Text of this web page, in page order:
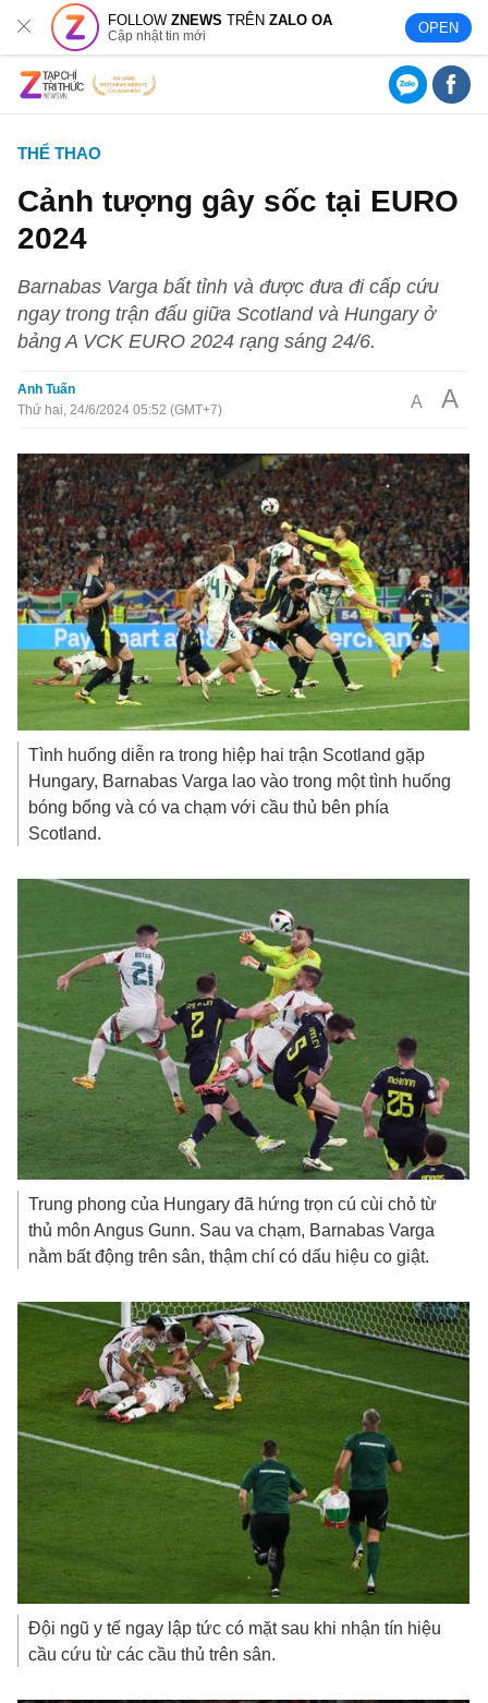
FOLLOWZNEWS TRÊNZALO OA
Cập nhật tin mới OPEN
THỂ THAO
Cảnh tượng gây sốc tại EURO
2024
Barnabas Varga bất tỉnh và được đưa đi cấp cứu
ngay trong trận đấu giữa Scotland và Hungary ở
bảng A VCK EURO 2024 rạng sáng 24/6.
Anh Tuấn
Thứ hai, 24/6/2024 05:52 (GMT+7)
A A
Tình huống diễn ra trong hiệp hai trận Scotland gặp
Hungary, Barnabas Varga lao vào trong một tình huống
bóng bổng và có va chạm với cầu thủ bên phía
Scotland.
Trung phong của Hungary đã hứng trọn cú cùi chỏ từ
thủ môn Angus Gunn. Sau va chạm, Barnabas Varga
nằm bất động trên sân, thậm chí có dấu hiệu co giật.
Đội ngũ y tế ngay lập tức có mặt sau khi nhận tín hiệu
cầu cứu từ các cầu thủ trên sân.